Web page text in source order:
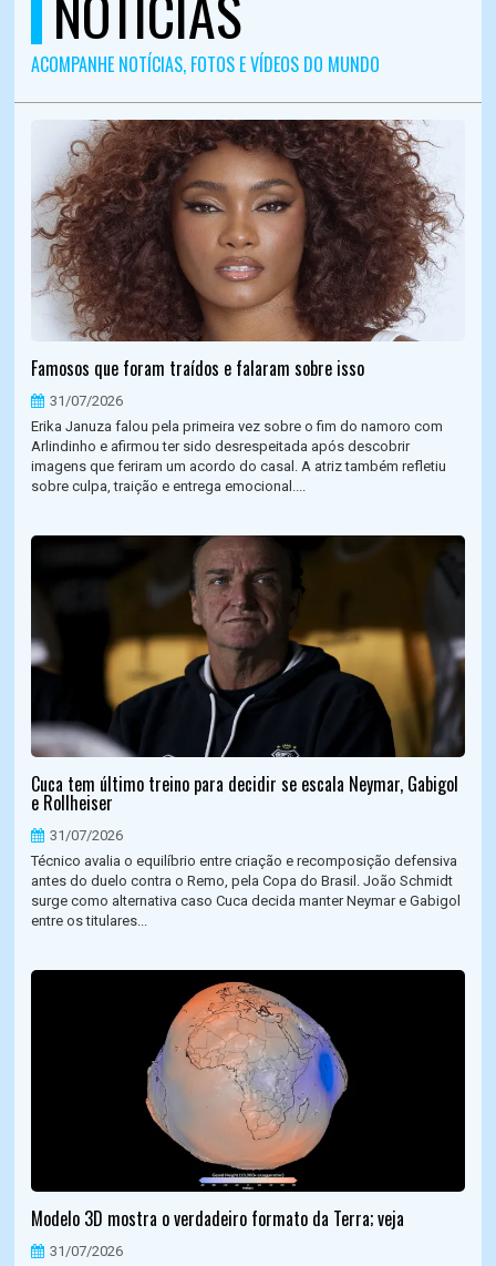
ACOMPANHE NOTÍCIAS, FOTOS E VÍDEOS DO MUNDO
Famosos que foram traídos e falaram sobre isso
31/07/2026
Erika Januza falou pela primeira vez sobre o fim do namoro com
Arlindinho e afirmou ter sido desrespeitada após descobrir
imagens que feriram um acordo do casal. A atriz também refletiu
sobre culpa, traição e entrega emocional....
Cuca tem último treino para decidir se escala Neymar, Gabigol
e Rollheiser
31/07/2026
Técnico avalia o equilíbrio entre criação e recomposição defensiva
antes do duelo contra o Remo, pela Copa do Brasil. João Schmidt
surge como alternativa caso Cuca decida manter Neymar e Gabigol
entre os titulares...
Modelo 3D mostra o verdadeiro formato da Terra; veja
31/07/2026